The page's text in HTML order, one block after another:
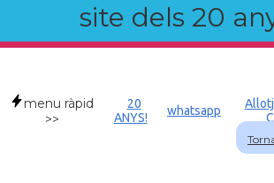
site dels 20
menu ràpid
>>
20
ANYS!
whatsapp